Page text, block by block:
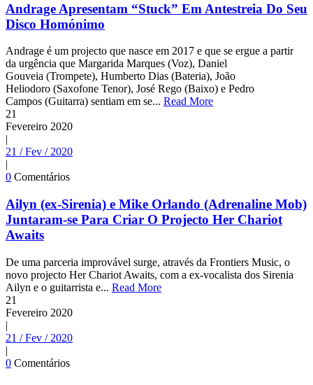
Andrage Apresentam “Stuck” Em Antestreia Do Seu
Disco Homónimo
Andrage é um projecto que nasce em 2017 e que se ergue a partir
da urgência que Margarida Marques (Voz), Daniel
Gouveia (Trompete), Humberto Dias (Bateria), João
Heliodoro (Saxofone Tenor), José Rego (Baixo) e Pedro
Campos (Guitarra) sentiam em se... Read More
21
Fevereiro 2020
|
21 / Fev / 2020
|
0 Comentários
Ailyn (ex-Sirenia) e Mike Orlando (Adrenaline Mob)
Juntaram-se Para Criar O Projecto Her Chariot
Awaits
De uma parceria improvável surge, através da Frontiers Music, o
novo projecto Her Chariot Awaits, com a ex-vocalista dos Sirenia
Ailyn e o guitarrista e... Read More
21
Fevereiro 2020
|
21 / Fev / 2020
|
0 Comentários